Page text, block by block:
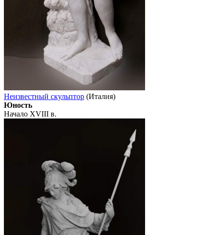
Неизвестный скульптор (Италия)
Юность
Начало XVIII в.